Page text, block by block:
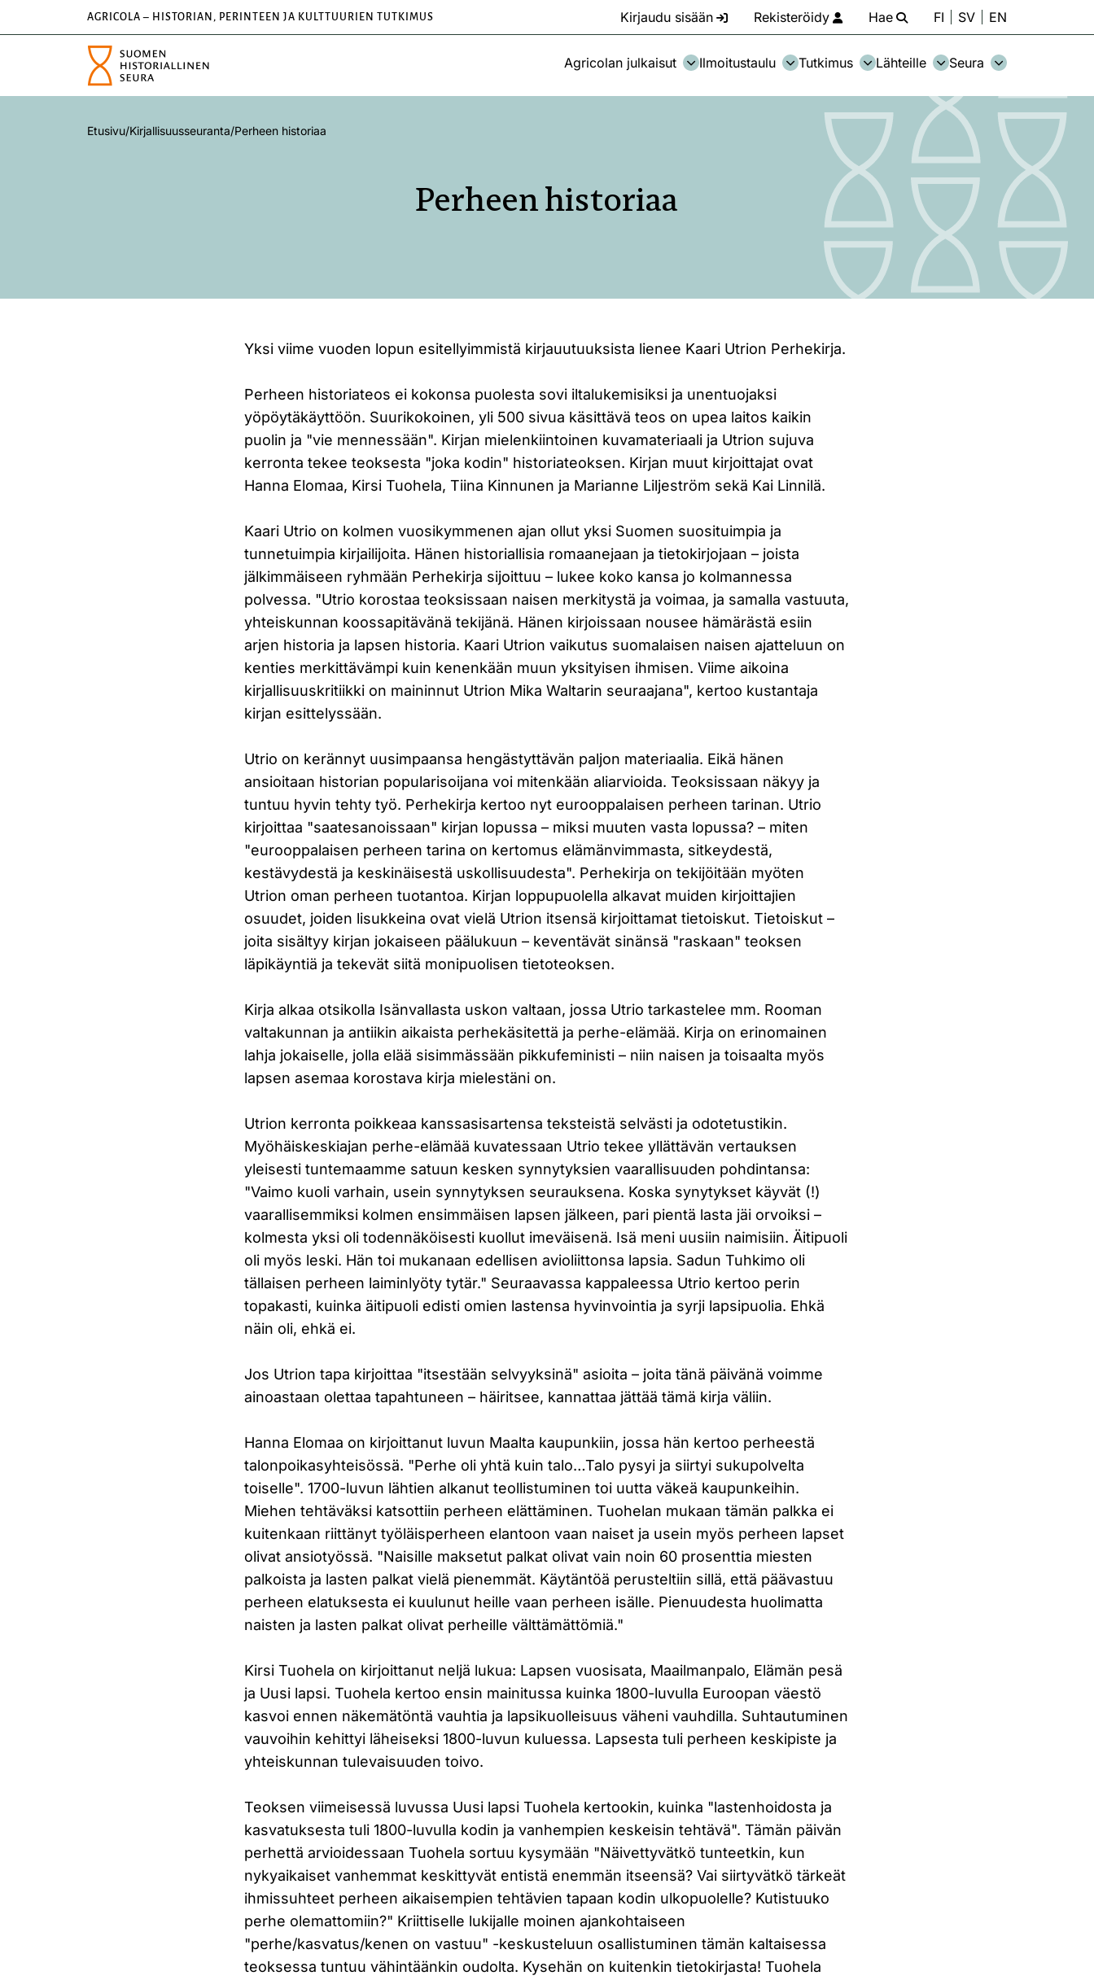
AGRICOLA – HISTORIAN, PERINTEEN JA KULTTUURIEN TUTKIMUS Kirjaudu sisään Rekisteröidy Hae FI SV EN
Agricolan julkaisut Ilmoitustaulu Tutkimus Lähteille Seura
Etusivu/Kirjallisuusseuranta/Perheen historiaa
Perheen historiaa
Yksi viime vuoden lopun esitellyimmistä kirjauutuuksista lienee Kaari Utrion Perhekirja.
Perheen historiateos ei kokonsa puolesta sovi iltalukemisiksi ja unentuojaksi
yöpöytäkäyttöön. Suurikokoinen, yli 500 sivua käsittävä teos on upea laitos kaikin
puolin ja "vie mennessään". Kirjan mielenkiintoinen kuvamateriaali ja Utrion sujuva
kerronta tekee teoksesta "joka kodin" historiateoksen. Kirjan muut kirjoittajat ovat
Hanna Elomaa, Kirsi Tuohela, Tiina Kinnunen ja Marianne Liljeström sekä Kai Linnilä.
Kaari Utrio on kolmen vuosikymmenen ajan ollut yksi Suomen suosituimpia ja
tunnetuimpia kirjailijoita. Hänen historiallisia romaanejaan ja tietokirjojaan – joista
jälkimmäiseen ryhmään Perhekirja sijoittuu – lukee koko kansa jo kolmannessa
polvessa. "Utrio korostaa teoksissaan naisen merkitystä ja voimaa, ja samalla vastuuta,
yhteiskunnan koossapitävänä tekijänä. Hänen kirjoissaan nousee hämärästä esiin
arjen historia ja lapsen historia. Kaari Utrion vaikutus suomalaisen naisen ajatteluun on
kenties merkittävämpi kuin kenenkään muun yksityisen ihmisen. Viime aikoina
kirjallisuuskritiikki on maininnut Utrion Mika Waltarin seuraajana", kertoo kustantaja
kirjan esittelyssään.
Utrio on kerännyt uusimpaansa hengästyttävän paljon materiaalia. Eikä hänen
ansioitaan historian popularisoijana voi mitenkään aliarvioida. Teoksissaan näkyy ja
tuntuu hyvin tehty työ. Perhekirja kertoo nyt eurooppalaisen perheen tarinan. Utrio
kirjoittaa "saatesanoissaan" kirjan lopussa – miksi muuten vasta lopussa? – miten
"eurooppalaisen perheen tarina on kertomus elämänvimmasta, sitkeydestä,
kestävydestä ja keskinäisestä uskollisuudesta". Perhekirja on tekijöitään myöten
Utrion oman perheen tuotantoa. Kirjan loppupuolella alkavat muiden kirjoittajien
osuudet, joiden lisukkeina ovat vielä Utrion itsensä kirjoittamat tietoiskut. Tietoiskut –
joita sisältyy kirjan jokaiseen päälukuun – keventävät sinänsä "raskaan" teoksen
läpikäyntiä ja tekevät siitä monipuolisen tietoteoksen.
Kirja alkaa otsikolla Isänvallasta uskon valtaan, jossa Utrio tarkastelee mm. Rooman
valtakunnan ja antiikin aikaista perhekäsitettä ja perhe-elämää. Kirja on erinomainen
lahja jokaiselle, jolla elää sisimmässään pikkufeministi – niin naisen ja toisaalta myös
lapsen asemaa korostava kirja mielestäni on.
Utrion kerronta poikkeaa kanssasisartensa teksteistä selvästi ja odotetustikin.
Myöhäiskeskiajan perhe-elämää kuvatessaan Utrio tekee yllättävän vertauksen
yleisesti tuntemaamme satuun kesken synnytyksien vaarallisuuden pohdintansa:
"Vaimo kuoli varhain, usein synnytyksen seurauksena. Koska synytykset käyvät (!)
vaarallisemmiksi kolmen ensimmäisen lapsen jälkeen, pari pientä lasta jäi orvoiksi –
kolmesta yksi oli todennäköisesti kuollut imeväisenä. Isä meni uusiin naimisiin. Äitipuoli
oli myös leski. Hän toi mukanaan edellisen avioliittonsa lapsia. Sadun Tuhkimo oli
tällaisen perheen laiminlyöty tytär." Seuraavassa kappaleessa Utrio kertoo perin
topakasti, kuinka äitipuoli edisti omien lastensa hyvinvointia ja syrji lapsipuolia. Ehkä
näin oli, ehkä ei.
Jos Utrion tapa kirjoittaa "itsestään selvyyksinä" asioita – joita tänä päivänä voimme
ainoastaan olettaa tapahtuneen – häiritsee, kannattaa jättää tämä kirja väliin.
Hanna Elomaa on kirjoittanut luvun Maalta kaupunkiin, jossa hän kertoo perheestä
talonpoikasyhteisössä. "Perhe oli yhtä kuin talo…Talo pysyi ja siirtyi sukupolvelta
toiselle". 1700-luvun lähtien alkanut teollistuminen toi uutta väkeä kaupunkeihin.
Miehen tehtäväksi katsottiin perheen elättäminen. Tuohelan mukaan tämän palkka ei
kuitenkaan riittänyt työläisperheen elantoon vaan naiset ja usein myös perheen lapset
olivat ansiotyössä. "Naisille maksetut palkat olivat vain noin 60 prosenttia miesten
palkoista ja lasten palkat vielä pienemmät. Käytäntöä perusteltiin sillä, että päävastuu
perheen elatuksesta ei kuulunut heille vaan perheen isälle. Pienuudesta huolimatta
naisten ja lasten palkat olivat perheille välttämättömiä."
Kirsi Tuohela on kirjoittanut neljä lukua: Lapsen vuosisata, Maailmanpalo, Elämän pesä
ja Uusi lapsi. Tuohela kertoo ensin mainitussa kuinka 1800-luvulla Euroopan väestö
kasvoi ennen näkemätöntä vauhtia ja lapsikuolleisuus väheni vauhdilla. Suhtautuminen
vauvoihin kehittyi läheiseksi 1800-luvun kuluessa. Lapsesta tuli perheen keskipiste ja
yhteiskunnan tulevaisuuden toivo.
Teoksen viimeisessä luvussa Uusi lapsi Tuohela kertookin, kuinka "lastenhoidosta ja
kasvatuksesta tuli 1800-luvulla kodin ja vanhempien keskeisin tehtävä". Tämän päivän
perhettä arvioidessaan Tuohela sortuu kysymään "Näivettyvätkö tunteetkin, kun
nykyaikaiset vanhemmat keskittyvät entistä enemmän itseensä? Vai siirtyvätkö tärkeät
ihmissuhteet perheen aikaisempien tehtävien tapaan kodin ulkopuolelle? Kutistuuko
perhe olemattomiin?" Kriittiselle lukijalle moinen ajankohtaiseen
"perhe/kasvatus/kenen on vastuu" -keskusteluun osallistuminen tämän kaltaisessa
teoksessa tuntuu vähintäänkin oudolta. Kysehän on kuitenkin tietokirjasta! Tuohela